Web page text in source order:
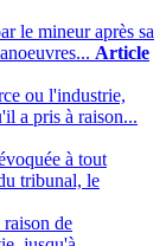
le mineur après sa
Article
ou l'industrie,
a pris à raison...
à tout
tribunal, le
de